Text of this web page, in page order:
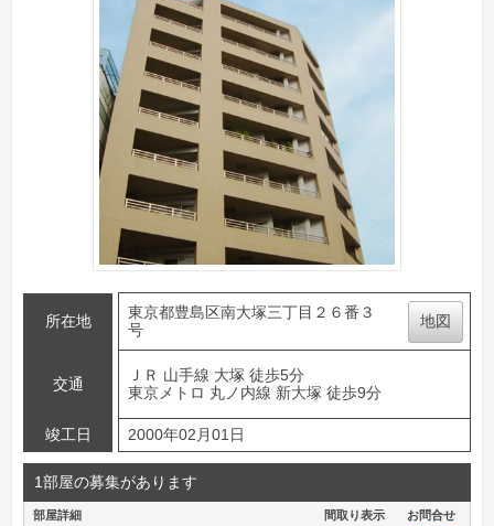
所在地
東京都豊島区南大塚三丁目２６番３
号
地図
交通
ＪＲ 山手線 大塚 徒歩5分
東京メトロ 丸ノ内線 新大塚 徒歩9分
竣工日 2000年02月01日
1部屋の募集があります
部屋詳細 間取り表示 お問合せ